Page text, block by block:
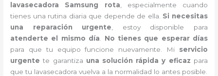
lavasecadora Samsung rota , especialmente cuando
tienes una rutina diaria que depende de ella. Si necesitas
una reparación urgente , estoy disponible para
atenderte el mismo día
No tienes que esperar días
para que tu equipo funcione nuevamente. Mi servicio
urgente te garantiza una solución rápida y eficaz para
que tu lavasecadora vuelva a la normalidad lo antes posible.